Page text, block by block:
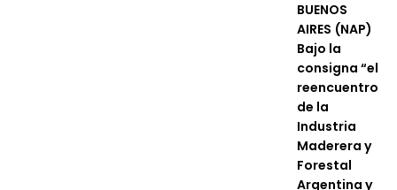
BUENOS
AIRES (NAP)
Bajo la
consigna “el
reencuentro
de la
Industria
Maderera y
Forestal
Argentina y